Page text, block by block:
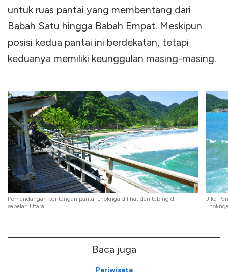
untuk ruas pantai yang membentang dari
Babah Satu hingga Babah Empat. Meskipun
posisi kedua pantai ini berdekatan, tetapi
keduanya memiliki keunggulan masing-masing.
Pemandangan bentangan pantai Lhoknga dilihat dari tebing di
sebelah Utara
Jika
Baca juga
Pariwisata